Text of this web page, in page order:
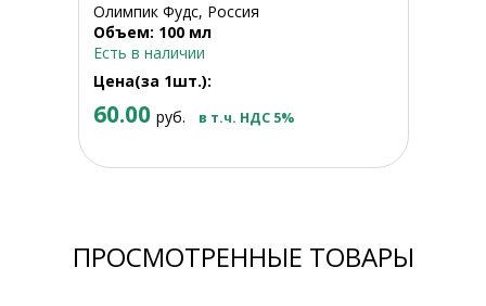
Олимпик Фудс, Россия
Объем: 100 мл
Есть в наличии
Цена(за 1шт.):
60.00 руб. в т.ч. НДС 5%
ПРОСМОТРЕННЫЕ ТОВАРЫ